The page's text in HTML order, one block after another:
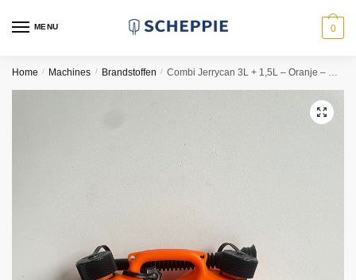
MENU 0
Home / Machines / Brandstoffen / Combi Jerrycan 3L + 1,5L – Oranje – Met UN-certificaat
🔍